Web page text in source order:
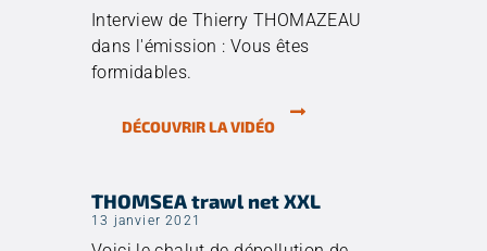
Interview de Thierry THOMAZEAU
dans l'émission : Vous êtes
formidables.
DÉCOUVRIR LA VIDÉO
THOMSEA trawl net XXL
13 janvier 2021